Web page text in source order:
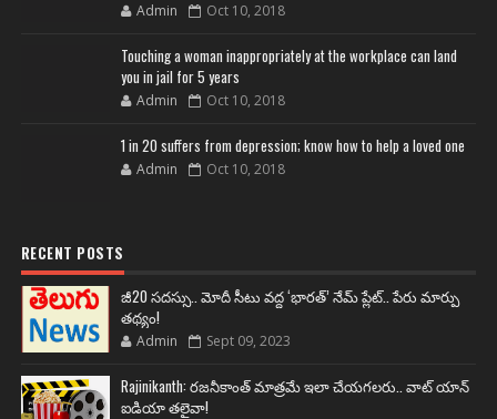
Admin Oct 10, 2018
Touching a woman inappropriately at the workplace can land
you in jail for 5 years
Admin Oct 10, 2018
1 in 20 suffers from depression; know how to help a loved one
Admin Oct 10, 2018
RECENT POSTS
జీ20 సదస్సు.. మోదీ సీటు వద్ద ‘భారత్’ నేమ్ ప్లేట్‌.. పేరు మార్పు
తథ్యం!
Admin Sept 09, 2023
Rajinikanth: రజనీకాంత్ మాత్రమే ఇలా చేయగలరు.. వాట్ యాన్
ఐడియా తలైవా!